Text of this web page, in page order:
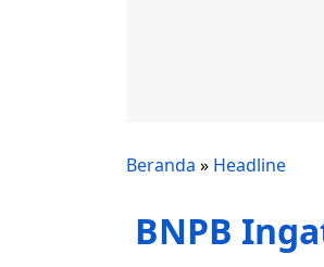
Beranda » Headline
BNPB